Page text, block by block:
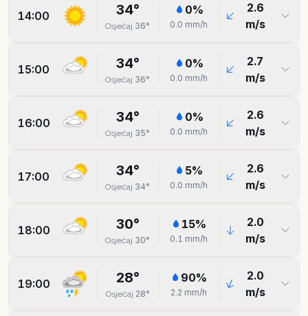
14:00 34°
Osjećaj 36°
0%
0.0 mm/h
2.6
m/s
15:00 34°
Osjećaj 36°
0%
0.0 mm/h
2.7
m/s
16:00 34°
Osjećaj 35°
0%
0.0 mm/h
2.6
m/s
17:00 34°
Osjećaj 34°
5%
0.0 mm/h
2.6
m/s
18:00 30°
Osjećaj 30°
15%
0.1 mm/h
2.0
m/s
19:00 28°
Osjećaj 28°
90%
2.2 mm/h
2.0
m/s